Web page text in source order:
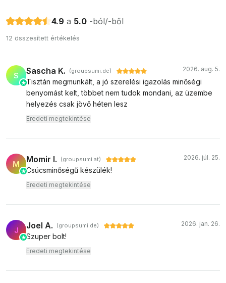
4.9 a 5.0 -ból/-ből
12 összesített értékelés
S Sascha K. (groupsumi.de) 2026. aug. 5.
Tisztán megmunkált, a jó szerelési igazolás minőségi
benyomást kelt, többet nem tudok mondani, az üzembe
helyezés csak jövő héten lesz
Eredeti megtekintése
M Momir I. (groupsumi.at) 2026. júl. 25.
Csúcsminőségű készülék!
Eredeti megtekintése
J Joel A. (groupsumi.de) 2026. jan. 26.
Szuper bolt!
Eredeti megtekintése